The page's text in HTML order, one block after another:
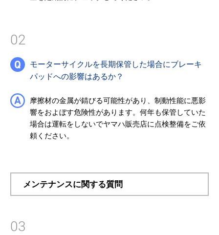
02
モーターサイクルを長期保管した場合にブレーキ
パッドへの影響はあるか？
摩擦材の金属が錆びる可能性があり、制動性能に悪影
響をおよぼす危険性があります。何年も保管していた
場合は運転をしないでヤマハ販売店に点検整備をご依
頼ください。
メンテナンスに関する質問
03